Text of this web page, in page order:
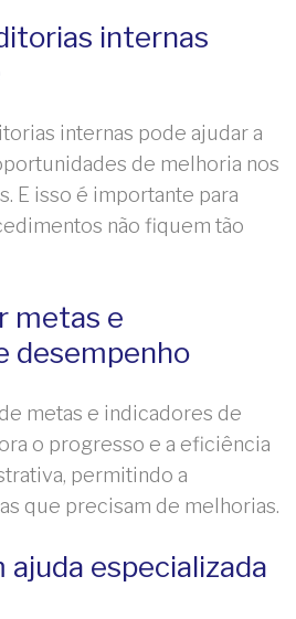
internas
internas pode ajudar a
de melhoria nos
E isso é importante para
não fiquem tão
metas e
desempenho
metas e indicadores de
o progresso e a eficiência
permitindo a
que precisam de melhorias.
ajuda especializada